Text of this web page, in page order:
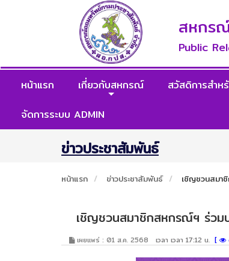
สหกร
Public
หน้าแรก เกี่ยวกับสหกรณ์ สวัสดิการสำห
จัดการระบบ ADMIN
ข่าวประชาสัมพันธ์
หน้าแรก ข่าวประชาสัมพันธ์ เชิญชวนสมา
เชิญชวนสมาชิกสหกรณ์ฯ ร่ว
เผยแพร่ : 01 ส.ค. 2568 เวลา เวลา 17:12 น. [